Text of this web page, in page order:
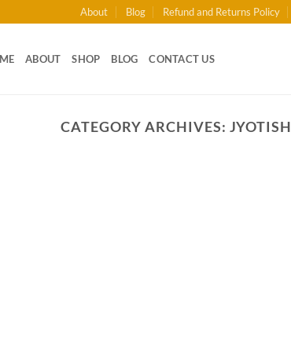
About Blog Refund and Returns Policy
ABOUT SHOP BLOG CONTACT US
CATEGORY ARCHIVES: JYOTISH